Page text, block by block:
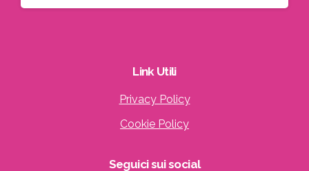
Link Utili
Privacy Policy
Cookie Policy
Seguicisuisocial